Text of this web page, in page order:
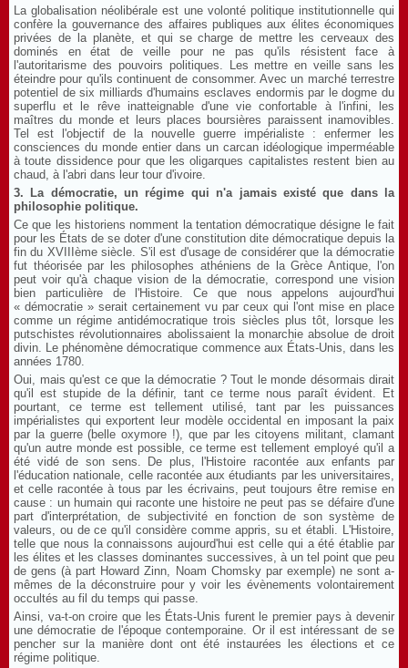
La globalisation néolibérale est une volonté politique institutionnelle qui
confère la gouvernance des affaires publiques aux élites économiques
privées de la planète, et qui se charge de mettre les cerveaux des
dominés en état de veille pour ne pas qu'ils résistent face à
l'autoritarisme des pouvoirs politiques. Les mettre en veille sans les
éteindre pour qu'ils continuent de consommer. Avec un marché terrestre
potentiel de six milliards d'humains esclaves endormis par le dogme du
superflu et le rêve inatteignable d'une vie confortable à l'infini, les
maîtres du monde et leurs places boursières paraissent inamovibles.
Tel est l'objectif de la nouvelle guerre impérialiste : enfermer les
consciences du monde entier dans un carcan idéologique imperméable
à toute dissidence pour que les oligarques capitalistes restent bien au
chaud, à l'abri dans leur tour d'ivoire.
3. La démocratie, un régime qui n'a jamais existé que dans la
philosophie politique.
Ce que les historiens nomment la tentation démocratique désigne le fait
pour les États de se doter d'une constitution dite démocratique depuis la
fin du XVIIIème siècle. S'il est d'usage de considérer que la démocratie
fut théorisée par les philosophes athéniens de la Grèce Antique, l'on
peut voir qu'à chaque vision de la démocratie, correspond une vision
bien particulière de l'Histoire. Ce que nous appelons aujourd'hui
« démocratie » serait certainement vu par ceux qui l'ont mise en place
comme un régime antidémocratique trois siècles plus tôt, lorsque les
putschistes révolutionnaires abolissaient la monarchie absolue de droit
divin. Le phénomène démocratique commence aux États-Unis, dans les
années 1780.
Oui, mais qu'est ce que la démocratie ? Tout le monde désormais dirait
qu'il est stupide de la définir, tant ce terme nous paraît évident. Et
pourtant, ce terme est tellement utilisé, tant par les puissances
impérialistes qui exportent leur modèle occidental en imposant la paix
par la guerre (belle oxymore !), que par les citoyens militant, clamant
qu'un autre monde est possible, ce terme est tellement employé qu'il a
été vidé de son sens. De plus, l'Histoire racontée aux enfants par
l'éducation nationale, celle racontée aux étudiants par les universitaires,
et celle racontée à tous par les écrivains, peut toujours être remise en
cause : un humain qui raconte une histoire ne peut pas se défaire d'une
part d'interprétation, de subjectivité en fonction de son système de
valeurs, ou de ce qu'il considère comme appris, su et établi. L'Histoire,
telle que nous la connaissons aujourd'hui est celle qui a été établie par
les élites et les classes dominantes successives, à un tel point que peu
de gens (à part Howard Zinn, Noam Chomsky par exemple) ne sont a-
mêmes de la déconstruire pour y voir les évènements volontairement
occultés au fil du temps qui passe.
Ainsi, va-t-on croire que les États-Unis furent le premier pays à devenir
une démocratie de l'époque contemporaine. Or il est intéressant de se
pencher sur la manière dont ont été instaurées les élections et ce
régime politique.